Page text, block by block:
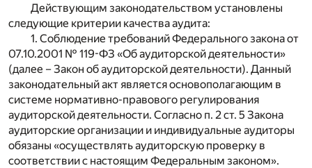
Действующим законодательством установлены
следующие критерии качества аудита:
1. Соблюдение требований Федерального закона от
07.10.2001 № 119-ФЗ «Об аудиторской деятельности»
(далее – Закон об аудиторской деятельности). Данный
законодательный акт является основополагающим в
системе нормативно-правового регулирования
аудиторской деятельности. Согласно п. 2 ст. 5 Закона
аудиторские организации и индивидуальные аудиторы
обязаны «осуществлять аудиторскую проверку в
соответствии с настоящим Федеральным законом».